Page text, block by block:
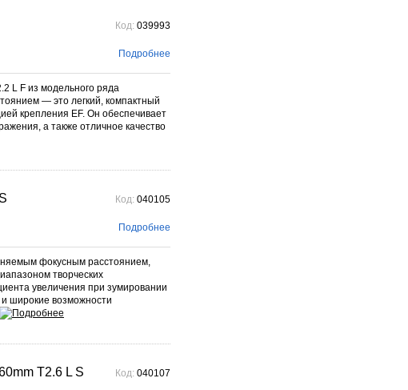
Код: 039993
Подробнее
L F из модельного ряда
— это легкий, компактный
крепления EF. Он обеспечивает
а также отличное качество
Код: 040105
Подробнее
фокусным расстоянием,
творческих
увеличения при зумировании
и широкие возможности
T2.6 L S Код: 040107